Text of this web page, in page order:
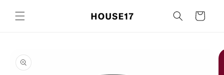
passer au
contenu
Panier
informations
produits